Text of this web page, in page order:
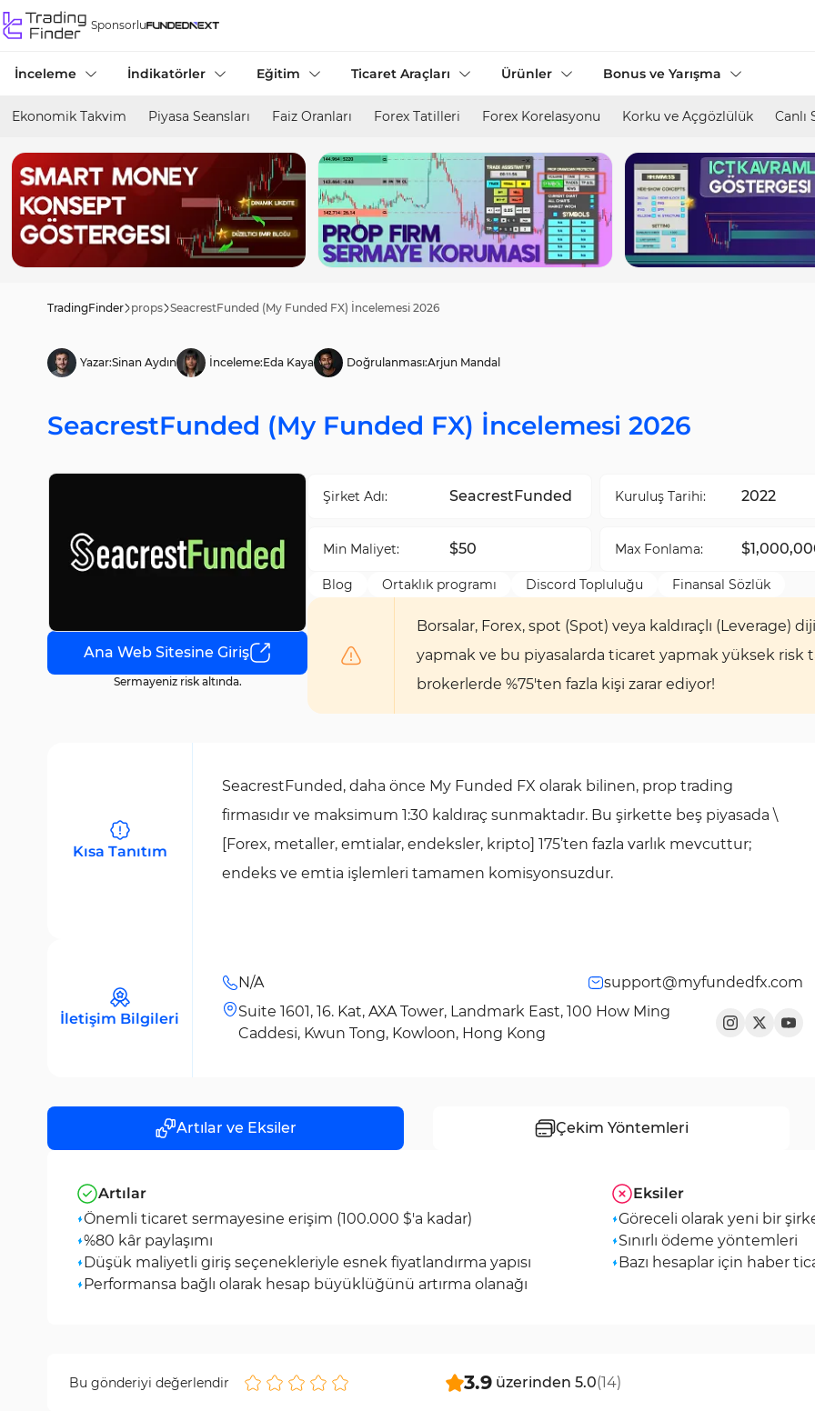
Sponsorlu
İnceleme İndikatörler Eğitim Ticaret Araçları Ürünler Bonus ve Yarışma
Ekonomik Takvim Piyasa Seansları Faiz Oranları Forex Tatilleri Forex Korelasyonu Korku ve Açgözlülük Canlı
TradingFinder props SeacrestFunded (My Funded FX) İncelemesi 2026
Yazar:Sinan Aydın İnceleme:Eda Kaya Doğrulanması:Arjun Mandal
SeacrestFunded (My Funded FX) İncelemesi 2026
Ana Web Sitesine Giriş
Sermayeniz risk altında.
Şirket Adı: SeacrestFunded Kuruluş Tarihi: 2022
Min Maliyet: $50 Max Fonlama:
Blog Ortaklık programı Discord Topluluğu Finansal Sözlük
Borsalar, Forex, spot (Spot) veya kaldıraçlı (Leverage)
yapmak ve bu piyasalarda ticaret yapmak yüksek risk
brokerlerde %75'ten fazla kişi zarar ediyor!
Kısa Tanıtım
SeacrestFunded, daha önce My Funded FX olarak bilinen, prop trading
firmasıdır ve maksimum 1:30 kaldıraç sunmaktadır. Bu şirkette beş piyasada \
[Forex, metaller, emtialar, endeksler, kripto] 175’ten fazla varlık mevcuttur;
endeks ve emtia işlemleri tamamen komisyonsuzdur.
İletişim Bilgileri
N/A
support@myfundedfx.com
Suite 1601, 16. Kat, AXA Tower, Landmark East, 100 How Ming
Caddesi, Kwun Tong, Kowloon, Hong Kong
Artılar ve Eksiler Çekim Yöntemleri
Artılar
Önemli ticaret sermayesine erişim (100.000 $'a kadar)
%80 kâr paylaşımı
Düşük maliyetli giriş seçenekleriyle esnek fiyatlandırma yapısı
Performansa bağlı olarak hesap büyüklüğünü artırma olanağı
Eksiler
Göreceli olarak yeni bir
Sınırlı ödeme yöntemleri
Bazı hesaplar için haber
3.9 üzerinden 5.0(14)
Bu gönderiyi değerlendir